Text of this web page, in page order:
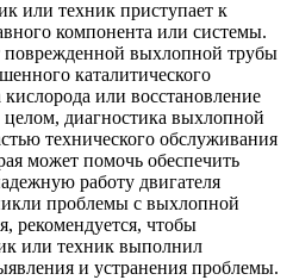
или техник приступает к
компонента или системы.
выхлопной трубы
каталитического
или восстановление
диагностика выхлопной
технического обслуживания
может помочь обеспечить
работу двигателя
проблемы с выхлопной
рекомендуется, чтобы
или техник выполнил
и устранения проблемы.